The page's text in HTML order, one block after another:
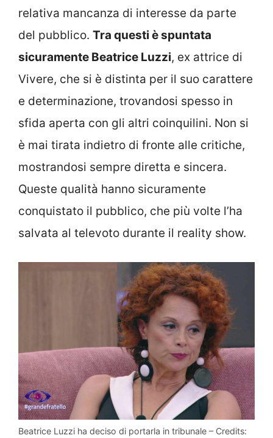
relativa mancanza di interesse da parte
del pubblico. Tra questi è spuntata
sicuramente Beatrice Luzzi, ex attrice di
Vivere, che si è distinta per il suo carattere
e determinazione, trovandosi spesso in
sfida aperta con gli altri coinquilini. Non si
è mai tirata indietro di fronte alle critiche,
mostrandosi sempre diretta e sincera.
Queste qualità hanno sicuramente
conquistato il pubblico, che più volte l’ha
salvata al televoto durante il reality show.
Beatrice Luzzi ha deciso di portarla in tribunale – Credits: